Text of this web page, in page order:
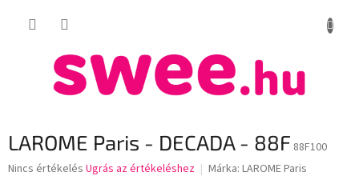
KOSÁR
LAROME Paris - DECADA - 88F 88F100
A
Nincs értékelés Ugrás az értékeléshez Márka: LAROME Paris